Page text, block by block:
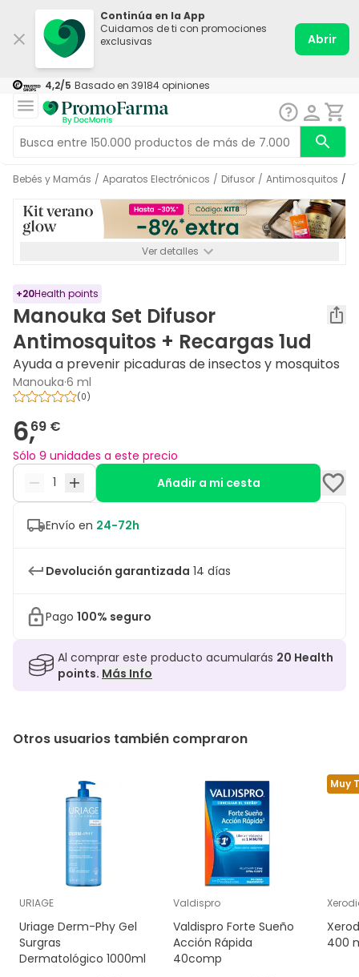
Continúa en la App
Cuidamos de ti con promociones
exclusivas
Abrir
4,2/5 Basado en 39184 opiniones
Bebés y Mamás / Aparatos Electrónicos / Difusor / Antimosquitos /
Ver detalles
+20Health points
Manouka Set Difusor
Antimosquitos + Recargas 1ud
Ayuda a prevenir picaduras de insectos y mosquitos
Manouka·6 ml
(0)
6,69 €
Sólo 9 unidades a este precio
Añadir a mi cesta
Envío en 24-72h
Devolución garantizada 14 días
Pago 100% seguro
Al comprar este producto acumularás 20 Health
points. Más Info
Otros usuarios también compraron
URIAGE
Uriage Derm-Phy Gel
Surgras
Dermatológico 1000ml
Valdispro
Valdispro Forte Sueño
Acción Rápida
40comp
Muy
400